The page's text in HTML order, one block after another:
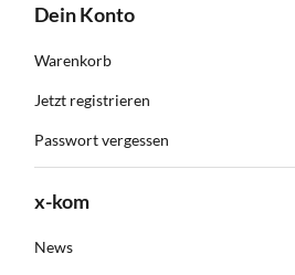
Dein Konto
Warenkorb
Jetzt registrieren
Passwort vergessen
x-kom
News